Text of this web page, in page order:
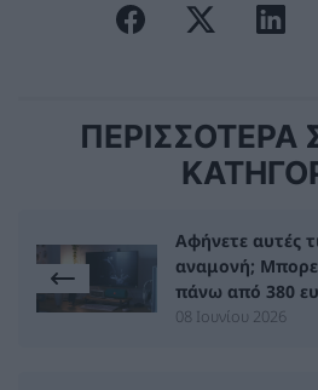
ΠΕΡΙΣΣΟΤΕΡΑ
Αφήνετε αυτές
αναμονή;
πάνω από 380
08 Ιουνίου 2026